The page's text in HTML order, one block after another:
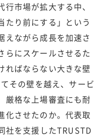
市場が拡大する中、
たり前にする」という
えながら成長を加速さ
らにスケールさせるた
ればならない大きな壁
その壁を越え、サービ
厳格な上場審査にも耐
化させたのか。代表取
社を支援したTRUSTD